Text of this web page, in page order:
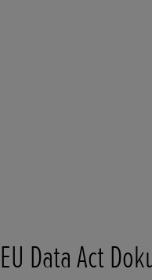
EU Data Act